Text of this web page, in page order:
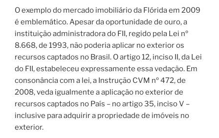
O exemplo do mercado imobiliário da Flórida em 2009
é emblemático. Apesar da oportunidade de ouro, a
instituição administradora do FII, regido pela Lei nº
8.668, de 1993, não poderia aplicar no exterior os
recursos captados no Brasil. O artigo 12, inciso II, da Lei
do FII, estabeleceu expressamente essa vedação. Em
consonância com a lei, a Instrução CVM nº 472, de
2008, veda igualmente a aplicação no exterior de
recursos captados no País – no artigo 35, inciso V –
inclusive para adquirir a propriedade de imóveis no
exterior.